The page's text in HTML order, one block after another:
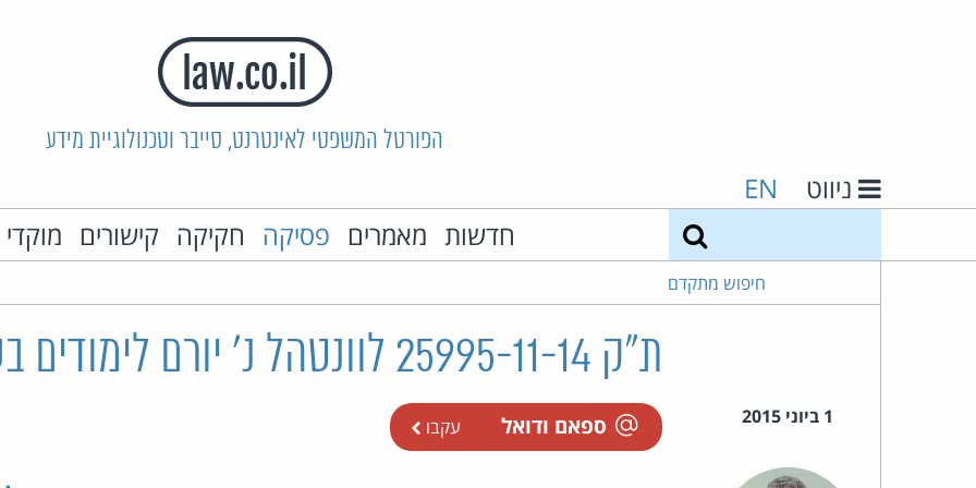
הפורטל המשפטי לאינטרנט, סייבר וטכנולוגיית מידע
ניווט EN
חדשות מאמרים פסיקה חקיקה קישורים
חיפוש מתקדם
ת"ק 25995-11-14 לוונטהל נ' יורם לימודים בע"מ
1 ביוני 2015 ספאם ודואל עקבו